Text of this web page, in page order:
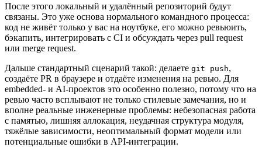
После этого локальный и удалённый репозиторий будут
связаны. Это уже основа нормального командного процесса:
код не живёт только у вас на ноутбуке, его можно ревьюить,
бэкапить, интегрировать с CI и обсуждать через pull request
или merge request.
Дальше стандартный сценарий такой: делаете git push,
создаёте PR в браузере и отдаёте изменения на ревью. Для
embedded- и AI-проектов это особенно полезно, потому что на
ревью часто всплывают не только стилевые замечания, но и
вполне реальные инженерные проблемы: небезопасная работа
с памятью, лишняя аллокация, неудачная структура модуля,
тяжёлые зависимости, неоптимальный формат модели или
потенциальные ошибки в API-интеграции.